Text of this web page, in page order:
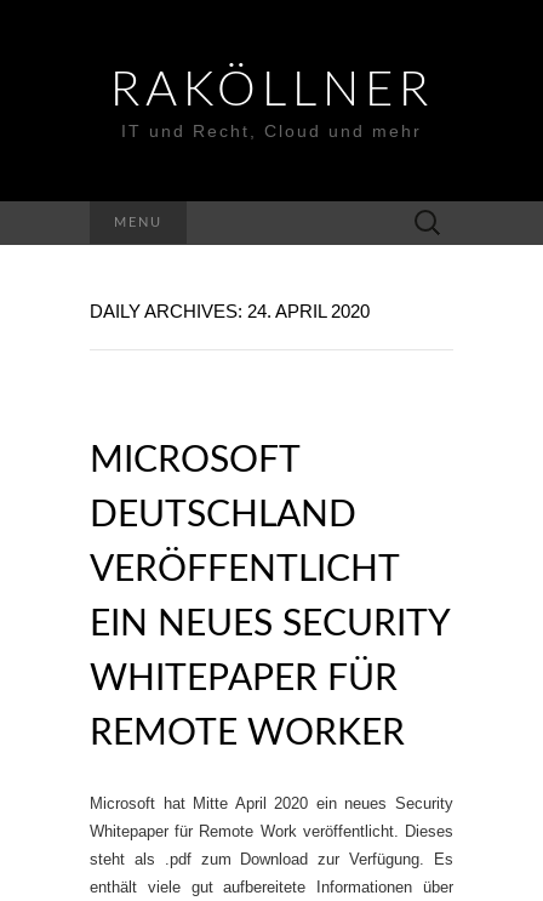
RAKÖLLNER
IT und Recht, Cloud und mehr
MENU
Suchen
nach:
DAILY ARCHIVES: 24. APRIL 2020
MICROSOFT
DEUTSCHLAND
VERÖFFENTLICHT
EIN NEUES SECURITY
WHITEPAPER FÜR
REMOTE WORKER
Microsoft hat Mitte April 2020 ein neues Security
Whitepaper für Remote Work veröffentlicht. Dieses
steht als .pdf zum Download zur Verfügung. Es
enthält viele gut aufbereitete Informationen über